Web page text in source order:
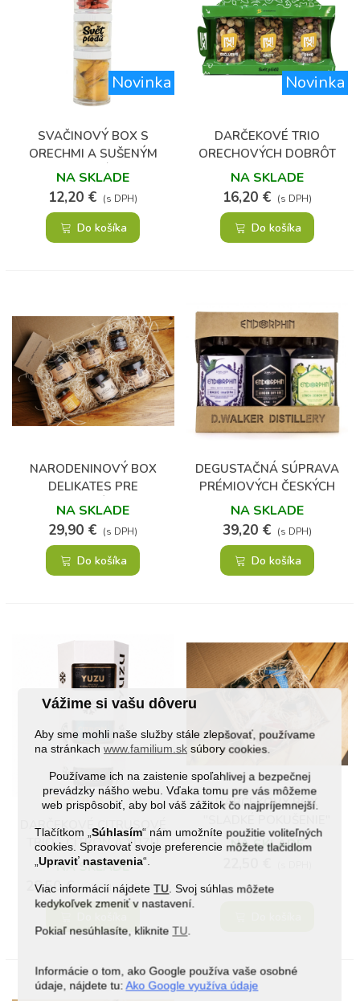
Vážime si vašu dôveru
Aby sme mohli naše služby stále zlepšovať, používame
na stránkachwww.familium.sk súbory cookies.
Používame ich na zaistenie spoľahlivej a bezpečnej
prevádzky nášho webu. Vďaka tomu pre vás môžeme
web prispôsobiť, aby bol váš zážitok čo najpríjemnejší.
Tlačítkom „Súhlasím“ nám umožníte použitie voliteľných
cookies. Spravovať svoje preferencie môžete tlačidlom
„Upraviť nastavenia“.
Viac informácií nájdete TU. Svoj súhlas môžete
kedykoľvek zmeniť v nastavení.
Pokiaľ nesúhlasíte, klikniteTU.
Informácie o tom, ako Google používa vaše osobné
údaje, nájdete tu:Ako Google využíva údaje
Novinka
SVAČINOVÝ BOX S
ORECHMI A SUŠENÝM
OVOCÍM
NA SKLADE
12,20 € (s DPH)
Do košíka
Novinka
DARČEKOVÉ TRIO
ORECHOVÝCH DOBRÔT
NA SKLADE
16,20 € (s DPH)
Do košíka
NARODENINOVÝ BOX
DELIKATES PRE
GURMÁNA
NA SKLADE
29,90 € (s DPH)
Do košíka
DEGUSTAČNÁ SÚPRAVA
PRÉMIOVÝCH ČESKÝCH
GINOV
NA SKLADE
39,20 € (s DPH)
Do košíka
DARČEKOVÉ CITRUSOVÉ
TRIO - CITRÓN A YUZU
NA SKLADE
28,50 € (s DPH) 31,50 €
(1)
DARČEKOVÝ BOX
NA SKLADE